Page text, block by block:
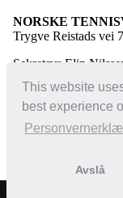
This website
best experience
Avslå
NORSKE
Trygve Reistads vei
Sekretær: Elin